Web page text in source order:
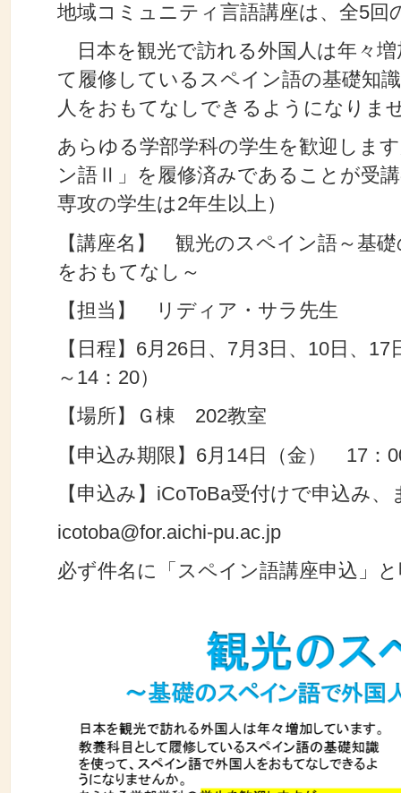
地域コミュニティ言語講座は、全5回
日本を観光で訪れる外国人は年々
て履修しているスペイン語の基礎知
人をおもてなしできるようになりま
あらゆる学部学科の学生を歓迎しま
ン語Ⅱ」を履修済みであることが受
専攻の学生は2年生以上）
【講座名】 観光のスペイン語～基
をおもてなし～
【担当】 リディア・サラ先生
【日程】6月26日、7月3日、10日、
～14：20）
【場所】Ｇ棟 202教室
【申込み期限】6月14日（金） 17：
【申込み】iCoToBa受付けで申込み
icotoba@for.aichi-pu.ac.jp
必ず件名に「スペイン語講座申込」